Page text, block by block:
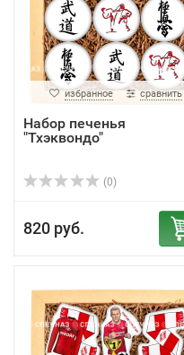
избранное сравнить
Набор печенья
"Тхэквондо"
(0)
820 руб.